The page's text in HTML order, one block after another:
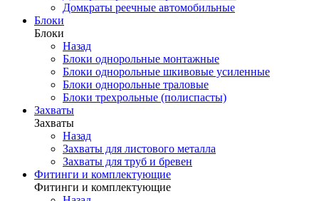
Домкраты реечные автомобильные
Блоки
Блоки
Назад
Блоки однорольные монтажные
Блоки однорольные шкивовые усиленные
Блоки однорольные траловые
Блоки трехрольные (полиспасты)
Захваты
Захваты
Назад
Захваты для листового металла
Захваты для труб и бревен
Фитинги и комплектующие
Фитинги и комплектующие